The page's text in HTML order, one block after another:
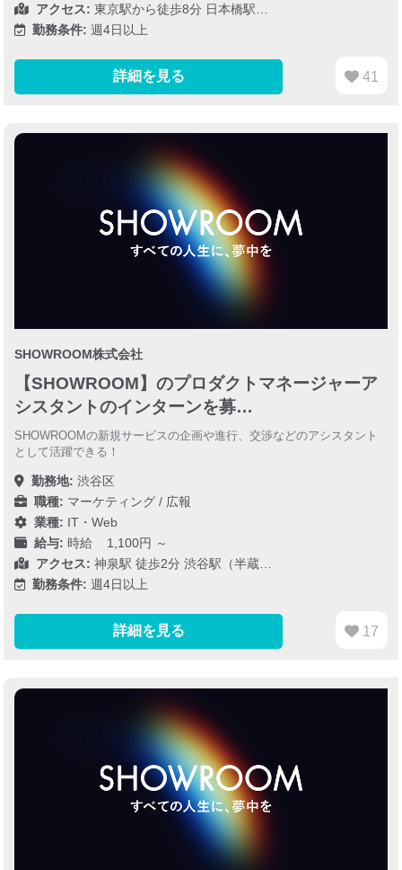
アクセス: 東京駅から徒歩8分 日本橋駅…
勤務条件: 週4日以上
詳細を見る 41
SHOWROOM株式会社
【SHOWROOM】のプロダクトマネージャーア
シスタントのインターンを募…
SHOWROOMの新規サービスの企画や進行、交渉などのアシスタント
として活躍できる！
勤務地: 渋谷区
職種: マーケティング / 広報
業種: IT・Web
給与: 時給 1,100円 ～
アクセス: 神泉駅 徒歩2分 渋谷駅（半蔵…
勤務条件: 週4日以上
詳細を見る 17